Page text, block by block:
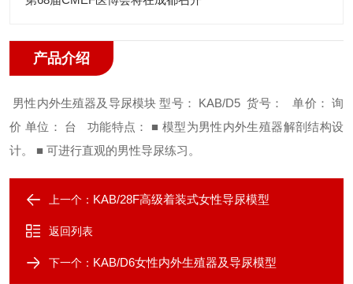
产品介绍
男性内外生殖器及导尿模块型号： KAB/D5货号：单价： 询
价 单位： 台 功能特点： ■ 模型为男性内外生殖器解剖结构设
计。 ■ 可进行直观的男性导尿练习。
上一个： KAB/28F高级着装式女性导尿模型
返回列表
下一个： KAB/D6女性内外生殖器及导尿模型